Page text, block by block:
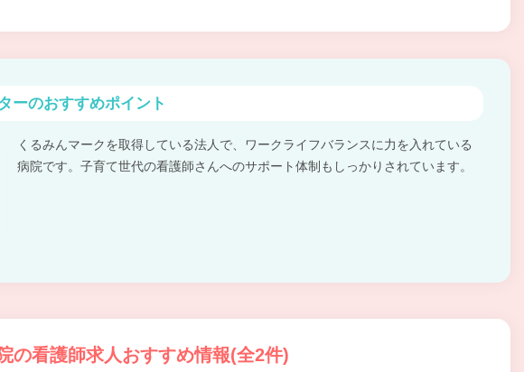
ーのおすすめポイント
くるみんマークを取得している法人で、ワークライフバランスに力を入れている
病院です。子育て世代の看護師さんへのサポート体制もしっかりされています。
の看護師求人おすすめ情報(全2件)